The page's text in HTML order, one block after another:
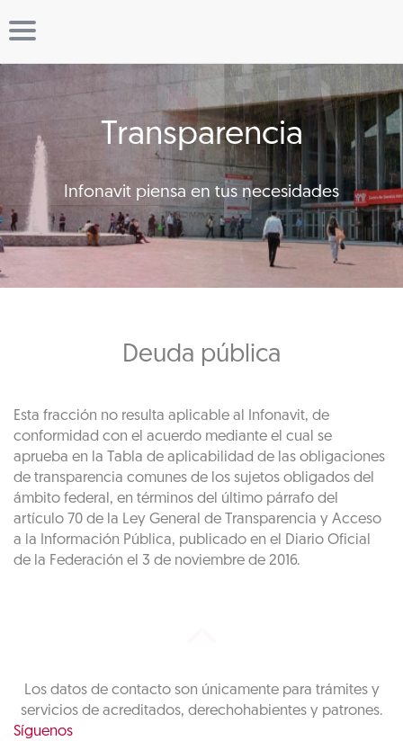
Transparencia
Infonavit piensa en tus necesidades
Deuda pública
Esta fracción no resulta aplicable al Infonavit, de
conformidad con el acuerdo mediante el cual se
aprueba en la Tabla de aplicabilidad de las obligaciones
de transparencia comunes de los sujetos obligados del
ámbito federal, en términos del último párrafo del
artículo 70 de la Ley General de Transparencia y Acceso
a la Información Pública, publicado en el Diario Oficial
de la Federación el 3 de noviembre de 2016.
Los datos de contacto son únicamente para trámites y
servicios de acreditados, derechohabientes y patrones.
Síguenos